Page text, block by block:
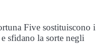
Five sostituiscono i
sfidano la sorte negli